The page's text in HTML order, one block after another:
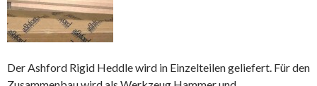
Der Ashford Rigid Heddle wird in Einzelteilen geliefert. Für den